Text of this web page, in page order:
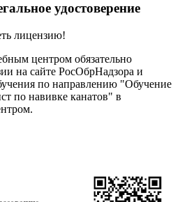
удостоверение
лицензию!
центром обязательно
на сайте РосОбрНадзора и
по направлению "Обучение
по навивке канатов" в